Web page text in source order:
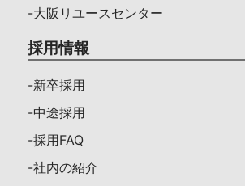
-大阪リユースセンター
採用情報
-新卒採用
-中途採用
-採用FAQ
-社内の紹介